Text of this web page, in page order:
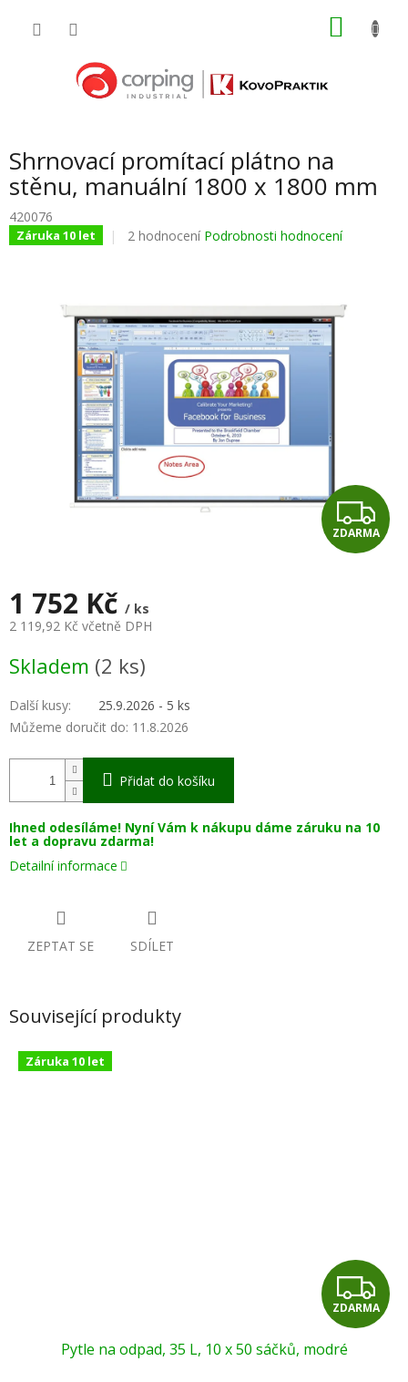
Shrnovací promítací plátno na
stěnu, manuální 1800 x 1800 mm
420076
Záruka 10 let
Průměrné
z
5
hvězdiček.
2 hodnocení Podrobnosti hodnocení
Z
D
ZDARMA
1 752 Kč / ks
2 119,92 Kč včetně DPH
cena:
Skladem (2 ks)
Další kusy:
25.9.2026 - 5 ks
Můžeme doručit do: 11.8.2026
Přidat do košíku
Ihned odesíláme! Nyní Vám k nákupu dáme záruku na 10
let a dopravu zdarma!
Detailní informace
ZEPTAT SE SDÍLET
Související produkty
Záruka 10 let
Z
D
ZDARMA
Pytle na odpad, 35 L, 10 x 50 sáčků, modré